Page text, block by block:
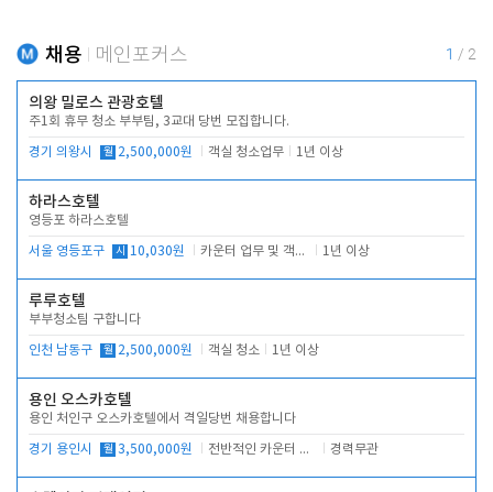
채용 메인포커스 1 / 2
의왕 밀로스 관광호텔
주1회 휴무 청소 부부팀, 3교대 당번 모집합니다.
경기 의왕시 월 2,500,000원 객실 청소업무 1년 이상
하라스호텔
영등포 하라스호텔
서울 영등포구 시 10,030원 카운터 업무 및 객실관리(청소상태 확인, 객실판매) 1년 이상
루루호텔
부부청소팀 구합니다
인천 남동구 월 2,500,000원 객실 청소 1년 이상
용인 오스카호텔
용인 처인구 오스카호텔에서 격일당번 채용합니다
경기 용인시 월 3,500,000원 전반적인 카운터 업무 경력무관